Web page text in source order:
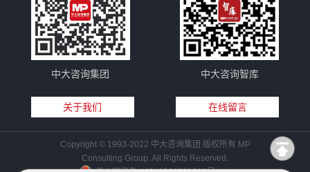
中大咨询集团 中大咨询智库
关于我们 在线留言
Copyright © 1993-2022 中大咨询集团 版权所有 MP
Consulting Group. All Rights Reserved.